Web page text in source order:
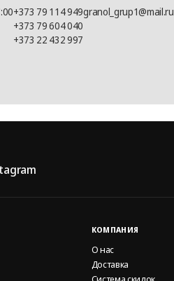
+373 79 114 949
+373 79 604 040
+373 22 432 997
granol_grup1@mail.ru
КОМПАНИЯ
О нас
Доставка